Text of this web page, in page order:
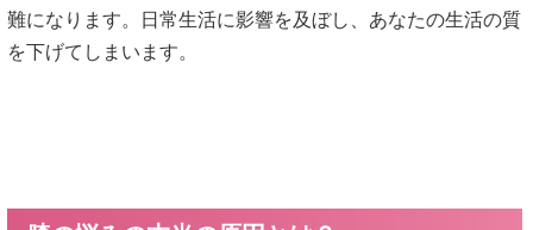
難になります。日常生活に影響を及ぼし、あなたの生活の質
を下げてしまいます。